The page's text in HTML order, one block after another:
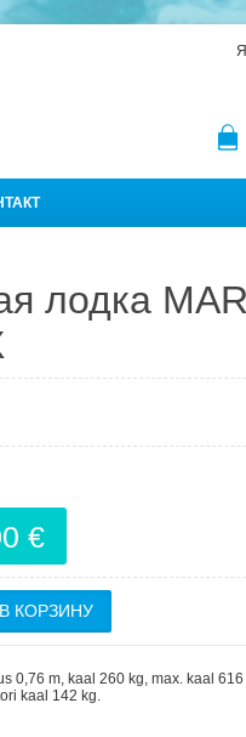
лодка
€
0,76 m, kaal 260 kg, max. kaal
kaal 142 kg.